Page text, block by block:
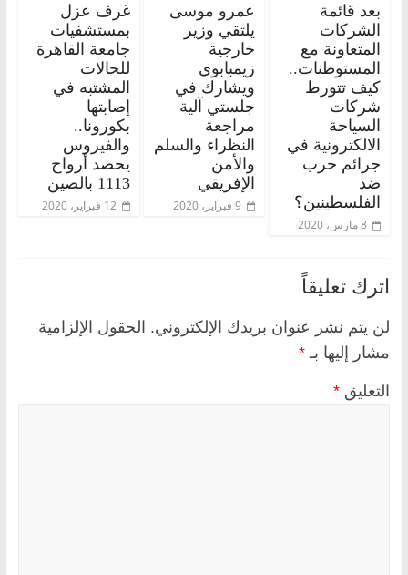
بعد قائمة
الشركات
المتعاونة مع
المستوطنات..
كيف تتورط
شركات
السياحة
الالكترونية في
جرائم حرب
ضد
الفلسطينين؟
8 مارس، 2020
عمرو موسى
يلتقي وزير
خارجية
زيمبابوي
ويشارك في
جلستي آلية
مراجعة
النظراء والسلم
والأمن
الإفريقي
9 فبراير، 2020
غرف عزل
بمستشفيات
جامعة القاهرة
للحالات
المشتبه في
إصابتها
بكورونا..
والفيروس
يحصد أرواح
1113 بالصين
12 فبراير، 2020
اترك تعليقاً
لن يتم نشر عنوان بريدك الإلكتروني. الحقول الإلزامية
مشار إليها بـ *
التعليق *